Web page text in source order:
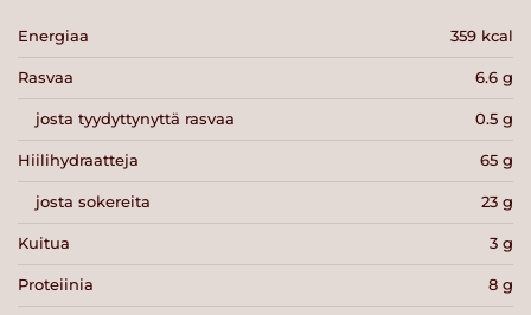
Energiaa 359 kcal
Rasvaa 6.6 g
josta tyydyttynyttä rasvaa 0.5 g
Hiilihydraatteja 65 g
josta sokereita 23 g
Kuitua 3 g
Proteiinia 8 g